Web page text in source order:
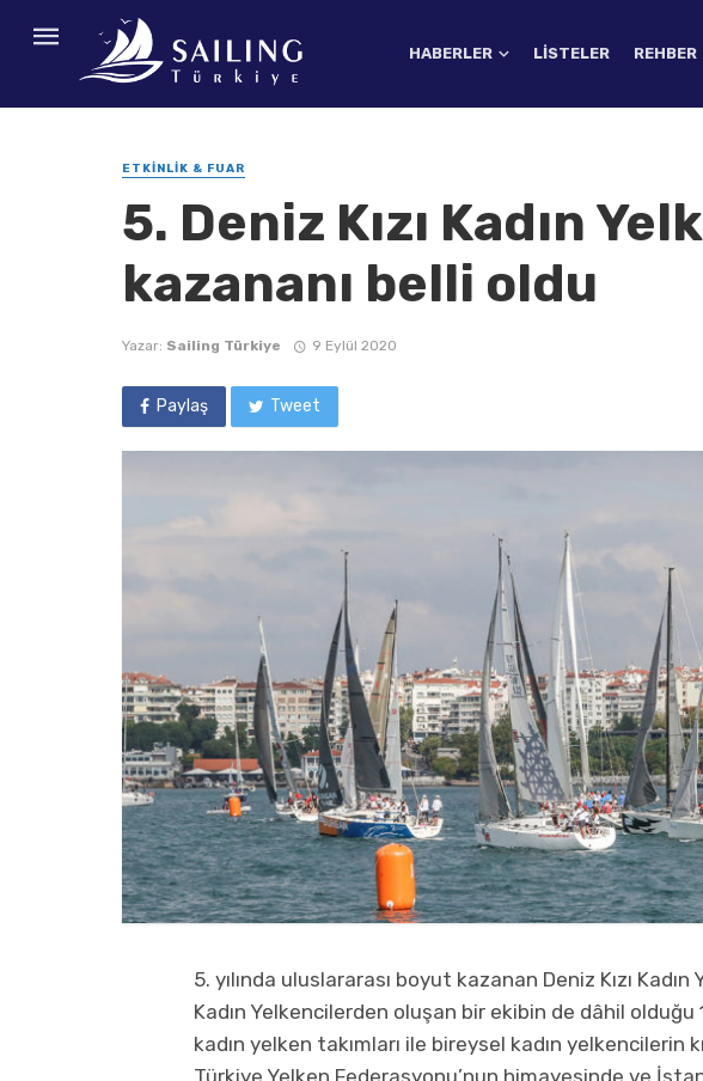
HABERLER LISTELER REHBER
ETKINLIK & FUAR
5. Deniz Kızı Kadın
kazananı belli oldu
Yazar: Sailing Türkiye 9 Eylül 2020
Paylaş Tweet
5. yılında uluslararası boyut kazanan Deniz Kızı Kadın
Kadın Yelkencilerden oluşan bir ekibin de dâhil olduğu
kadın yelken takımları ile bireysel kadın yelkencilerin
Türkiye Yelken Federasyonu’nun himayesinde ve